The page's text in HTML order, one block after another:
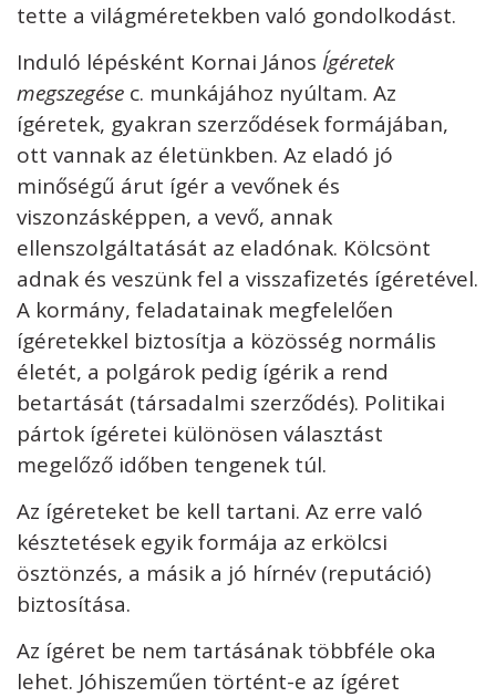
tette a világméretekben való gondolkodást.
Induló lépésként Kornai János Ígéretek
megszegése c. munkájához nyúltam. Az
ígéretek, gyakran szerződések formájában,
ott vannak az életünkben. Az eladó jó
minőségű árut ígér a vevőnek és
viszonzásképpen, a vevő, annak
ellenszolgáltatását az eladónak. Kölcsönt
adnak és veszünk fel a visszafizetés ígéretével.
A kormány, feladatainak megfelelően
ígéretekkel biztosítja a közösség normális
életét, a polgárok pedig ígérik a rend
betartását (társadalmi szerződés). Politikai
pártok ígéretei különösen választást
megelőző időben tengenek túl.
Az ígéreteket be kell tartani. Az erre való
késztetések egyik formája az erkölcsi
ösztönzés, a másik a jó hírnév (reputáció)
biztosítása.
Az ígéret be nem tartásának többféle oka
lehet. Jóhiszeműen történt-e az ígéret